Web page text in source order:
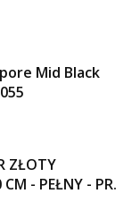
Mid Black
ZŁOTY
- PEŁNY - PR.